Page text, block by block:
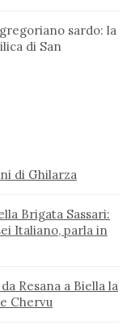
sardo: la
di San
di Ghilarza
Brigata Sassari:
Italiano, parla in
Resana a Biella la
Chervu